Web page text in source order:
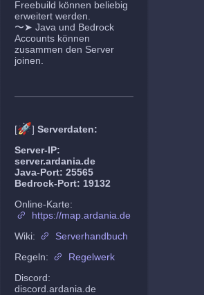
Freebuild können beliebig
erweitert werden.
〜➤ Java und Bedrock
Accounts können
zusammen den Server
joinen.
[🚀] Serverdaten:
Server-IP:
server.ardania.de
Java-Port: 25565
Bedrock-Port: 19132
Online-Karte:
https://map.ardania.de
Wiki:
Serverhandbuch
Regeln:
Regelwerk
Discord:
discord.ardania.de